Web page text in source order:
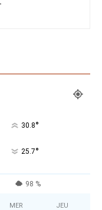
30.8°
25.7°
98 %
MER JEU